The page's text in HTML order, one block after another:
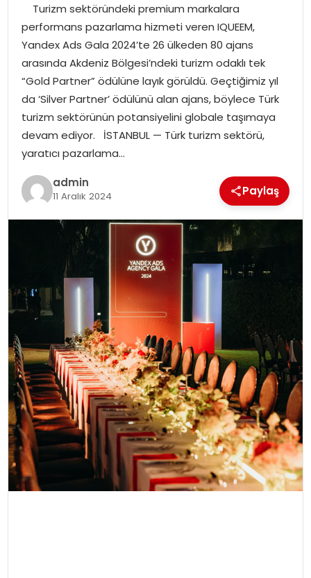
SPOR
EKONOMI
MAGAZIN
DÜNYA
OTOMOBIL
Turizm sektöründeki premium markalara
performans pazarlama hizmeti veren IQUEEM,
Yandex Ads Gala 2024’te 26 ülkeden 80 ajans
arasında Akdeniz Bölgesi’ndeki turizm odaklı tek
“Gold Partner” ödülüne layık görüldü. Geçtiğimiz yıl
da ‘Silver Partner’ ödülünü alan ajans, böylece Türk
turizm sektörünün potansiyelini globale taşımaya
devam ediyor. İSTANBUL — Türk turizm sektörü,
yaratıcı pazarlama…
admin
11 Aralık 2024 Paylaş